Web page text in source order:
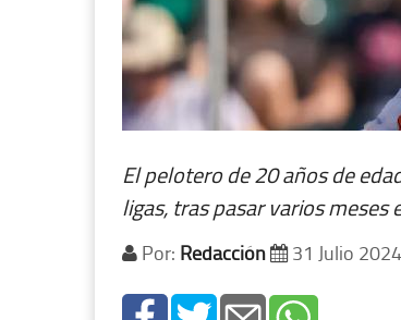
El pelotero de 20 años de
ligas, tras pasar varios meses
Por: Redacción 31 Julio 2024